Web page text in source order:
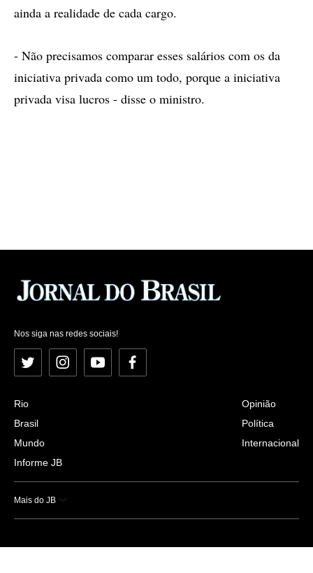
ainda a realidade de cada cargo.
- Não precisamos comparar esses salários com os da
iniciativa privada como um todo, porque a iniciativa
privada visa lucros - disse o ministro.
Nos siga nas redes sociais!
Twitter InstagramYouTubeFacebook
Rio
Brasil
Mundo
Informe JB
Opinião
Política
Internacional
Mais do JB
Esportes